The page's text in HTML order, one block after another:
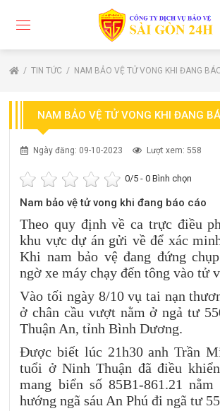
TIN TỨC NAM BẢO VỆ TỬ VONG KHI ĐANG
NAM BẢO VỆ TỬ VONG KHI ĐANG
Ngày đăng: 09-10-2023 Lượt xem: 558
0/5 -0 Bình chọn
Nam bảo vệ tử vong khi đang báo cáo
Theo quy định về ca trực điều
khu vực dự án gửi về để xác
Khi nam bảo vệ đang đứng
ngờ xe máy chạy đến tông vào tử
Vào tối ngày 8/10 vụ tai nạn
ở chân cầu vượt nằm ở ngả tư
Thuận An, tỉnh Bình Dương.
Được biết lúc 21h30 anh Trần
tuổi ở Ninh Thuận đã điều
mang biển số 85B1-861.21
hướng ngã sáu An Phú đi ngã tư